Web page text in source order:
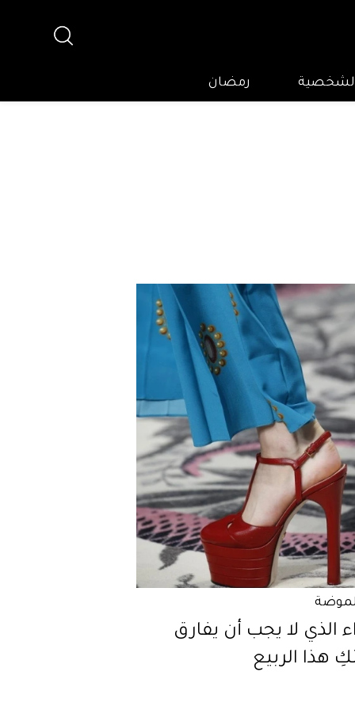
الشخصية رمضان
الذي لا يجب أن يفارق
هذا الربيع